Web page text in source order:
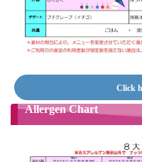
Click
Allergen Chart